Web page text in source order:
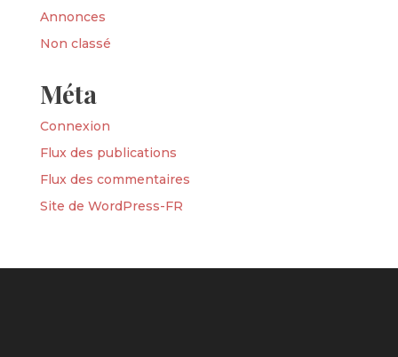
Annonces
Non classé
Méta
Connexion
Flux des publications
Flux des commentaires
Site de WordPress-FR